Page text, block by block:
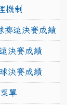
機制
擲遠決賽成績
決賽成績
決賽成績
單